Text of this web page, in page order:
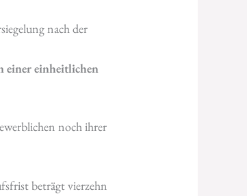
nach der
einer einheitlichen
noch ihrer
beträgt vierzehn